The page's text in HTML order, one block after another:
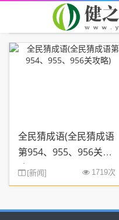
您现在的位置： 首页>
全民猜成语(全民猜成语
第954、955、956关攻
略)
[新闻] 1719次